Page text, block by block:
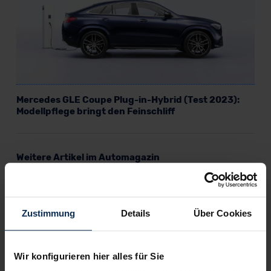
Zustimmung Details Über Cookies
Wir konfigurieren hier alles für Sie
Mercedes GLE Coupe Plug-in-Hybrid (Test 2023):
Modellpflege bringt den Feinschliff
Weitere Artikel im Automagazin
BMW X3 vs. Mercedes-Benz GLC (Test 2023): Welches
Versuch des Citan als Edelvan?
Mercedes eVito Kastenwagen (Test 2023): Größere
Mercedes-AMG GLB (Test 2023): Familien-SUV der